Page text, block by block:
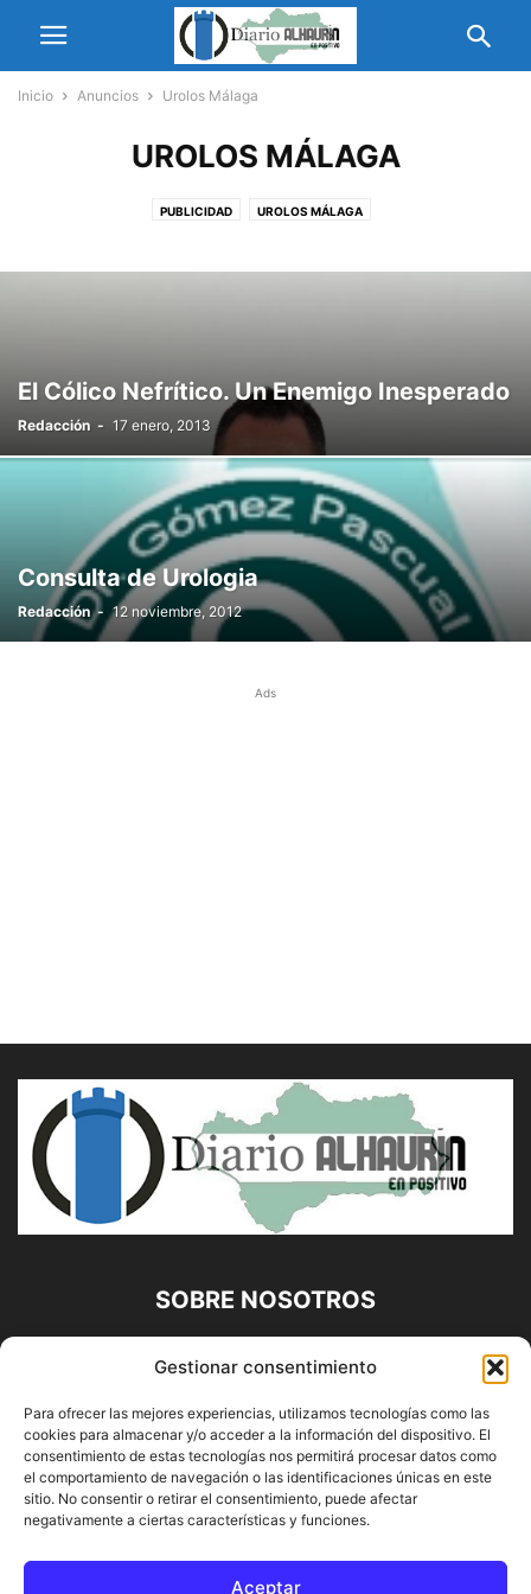
Gestionar consentimiento
Para ofrecer las mejores experiencias, utilizamos tecnologías como las
cookies para almacenar y/o acceder a la información del dispositivo. El
consentimiento de estas tecnologías nos permitirá procesar datos como
el comportamiento de navegación o las identificaciones únicas en este
sitio. No consentir o retirar el consentimiento, puede afectar
negativamente a ciertas características y funciones.
Aceptar
Inicio Anuncios Urolos Málaga
UROLOS MÁLAGA
PUBLICIDAD UROLOS MÁLAGA
El Cólico Nefrítico. Un Enemigo Inesperado
Redacción - 17 enero, 2013
Consulta de Urologia
Redacción - 12 noviembre, 2012
Ads
SOBRE NOSOTROS
Diario Alhaurín (www.alhaurindelatorre.com) Propiedad de
Francisco E. López López | 639 95 71 95 | Noticias de
Alhaurín de la Torre, Málaga y Provincia|
Contáctanos:info@alhaurindelatorre.com
SÍGUENOS